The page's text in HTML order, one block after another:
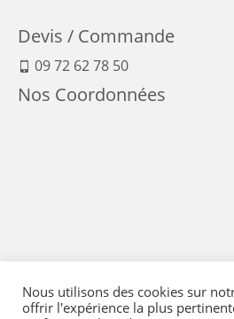
Devis / Commande
09 72 62 78 50
Nos Coordonnées
Nous utilisons des cookies sur
offrir l'expérience la plus